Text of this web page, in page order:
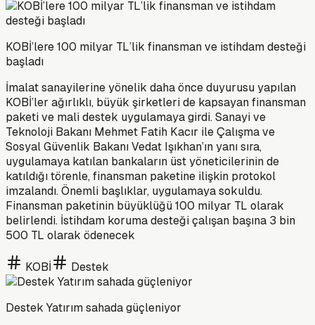
KOBİ’lere 100 milyar TL’lik finansman ve istihdam desteği
başladı
İmalat sanayilerine yönelik daha önce duyurusu yapılan
KOBİ’ler ağırlıklı, büyük şirketleri de kapsayan finansman
paketi ve mali destek uygulamaya girdi. Sanayi ve
Teknoloji Bakanı Mehmet Fatih Kacır ile Çalışma ve
Sosyal Güvenlik Bakanı Vedat Işıkhan’ın yanı sıra,
uygulamaya katılan bankaların üst yöneticilerinin de
katıldığı törenle, finansman paketine ilişkin protokol
imzalandı. Önemli başlıklar, uygulamaya sokuldu.
Finansman paketinin büyüklüğü 100 milyar TL olarak
belirlendi. İstihdam koruma desteği çalışan başına 3 bin
500 TL olarak ödenecek
KOBİ Destek
Destek Yatırım sahada güçleniyor